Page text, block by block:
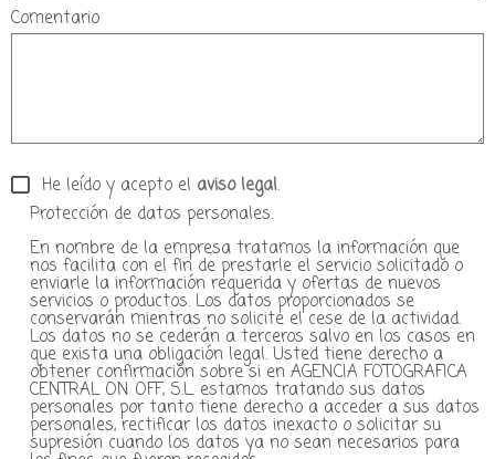
Comentario
He leído y acepto el aviso legal.
Protección de datos personales.
En nombre de la empresa tratamos la información que
nos facilita con el fin de prestarle el servicio solicitado o
enviarle la información requerida y ofertas de nuevos
servicios o productos. Los datos proporcionados se
conservarán mientras no solicite el cese de la actividad.
Los datos no se cederán a terceros salvo en los casos en
que exista una obligación legal. Usted tiene derecho a
obtener confirmación sobre si en AGENCIA FOTOGRAFICA
CENTRAL ON OFF, S.L. estamos tratando sus datos
personales por tanto tiene derecho a acceder a sus datos
personales, rectificar los datos inexacto o solicitar su
supresión cuando los datos ya no sean necesarios para